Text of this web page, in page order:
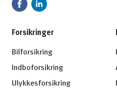
Forsikringer
Bilforsikring
Indboforsikring
Ulykkesforsikring